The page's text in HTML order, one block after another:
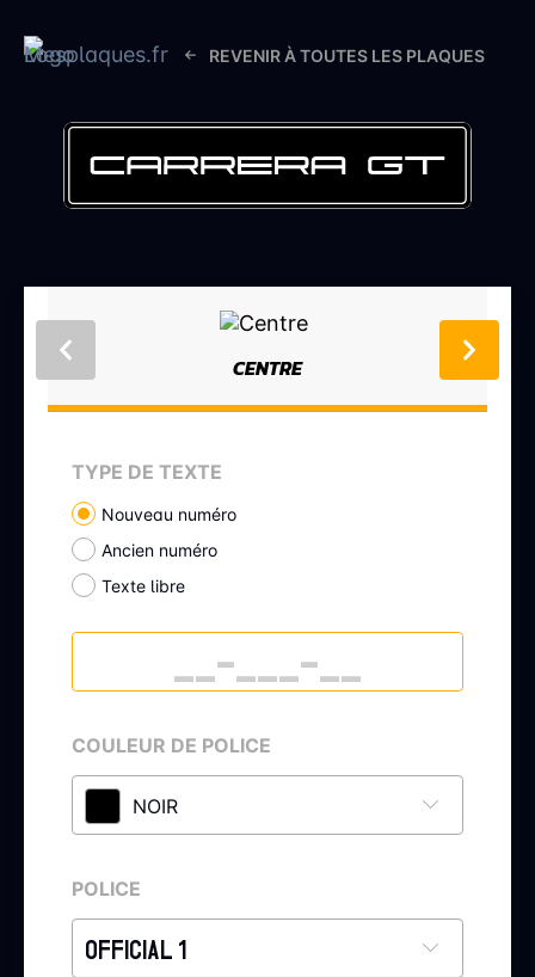
REVENIR À TOUTES LES PLAQUES
CENTRE
TYPE DE TEXTE
Nouveau numéro
Ancien numéro
Texte libre
COULEUR DE POLICE
NOIR
POLICE
OFFICIAL 1